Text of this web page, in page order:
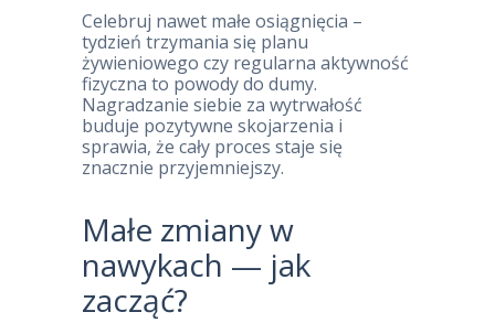
Celebruj nawet małe osiągnięcia –
tydzień trzymania się planu
żywieniowego czy regularna aktywność
fizyczna to powody do dumy.
Nagradzanie siebie za wytrwałość
buduje pozytywne skojarzenia i
sprawia, że cały proces staje się
znacznie przyjemniejszy.
Małe zmiany w
nawykach — jak
zacząć?